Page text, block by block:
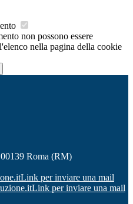
non possono essere
nella pagina della cookie
Roma (RM)
Link per inviare una mail
Link per inviare una mail